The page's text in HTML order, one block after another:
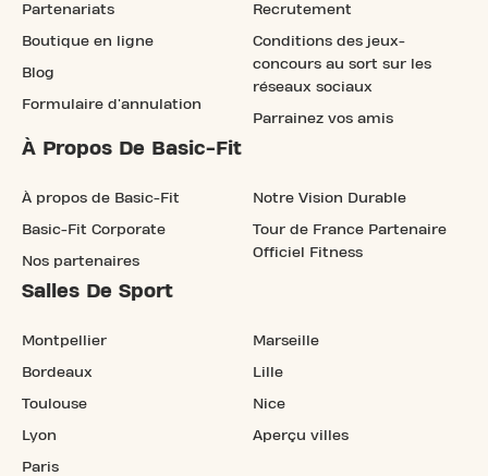
Partenariats
Boutique en ligne
Blog
Formulaire d'annulation
Recrutement
Conditions des jeux-
concours au sort sur les
réseaux sociaux
Parrainez vos amis
À Propos De Basic-Fit
À propos de Basic-Fit
Basic-Fit Corporate
Nos partenaires
Notre Vision Durable
Tour de France Partenaire
Officiel Fitness
Salles De Sport
Montpellier
Bordeaux
Toulouse
Lyon
Paris
Marseille
Lille
Nice
Aperçu villes